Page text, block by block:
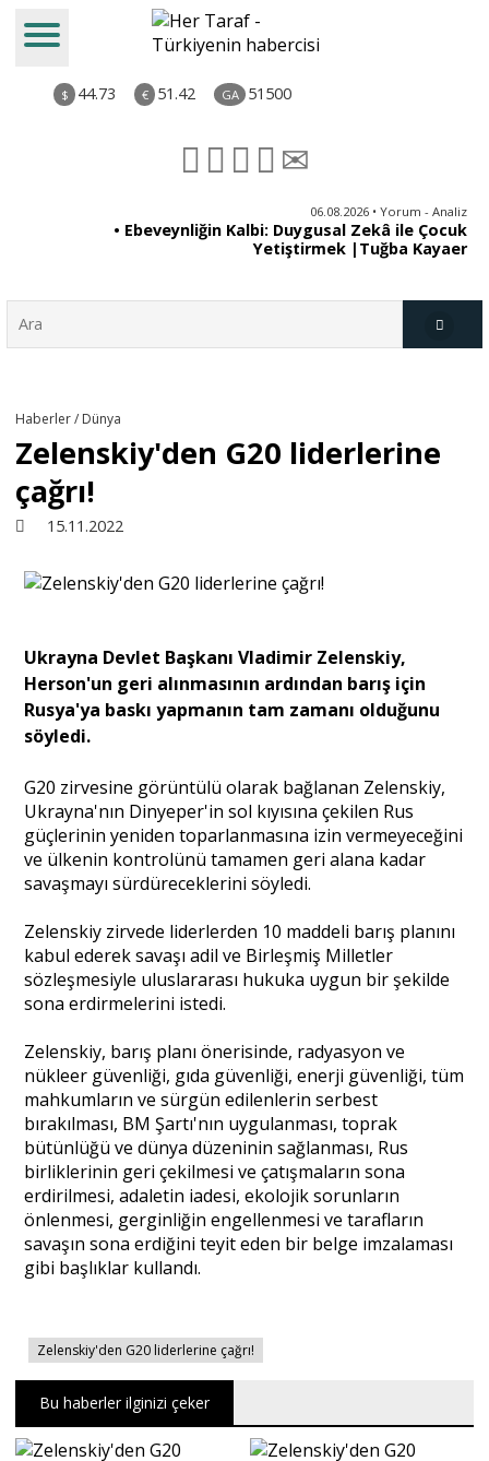
$ 44.73 € 51.42 GA 51500
06.08.2026 • Yorum - Analiz
• Ebeveynliğin Kalbi: Duygusal Zekâ ile Çocuk
Yetiştirmek |Tuğba Kayaer
Ekonomi
Yorum - Analiz
Söyleşi
Yazı Dizisi
Portre
Yazarlar
Eğitim
Ankara Analiz
Haberler / Dünya
Zelenskiy'den G20 liderlerine
çağrı!
15.11.2022
Ukrayna Devlet Başkanı Vladimir Zelenskiy,
Herson'un geri alınmasının ardından barış için
Rusya'ya baskı yapmanın tam zamanı olduğunu
söyledi.
G20 zirvesine görüntülü olarak bağlanan Zelenskiy,
Ukrayna'nın Dinyeper'in sol kıyısına çekilen Rus
güçlerinin yeniden toparlanmasına izin vermeyeceğini
ve ülkenin kontrolünü tamamen geri alana kadar
savaşmayı sürdüreceklerini söyledi.
Zelenskiy zirvede liderlerden 10 maddeli barış planını
kabul ederek savaşı adil ve Birleşmiş Milletler
sözleşmesiyle uluslararası hukuka uygun bir şekilde
sona erdirmelerini istedi.
Zelenskiy, barış planı önerisinde, radyasyon ve
nükleer güvenliği, gıda güvenliği, enerji güvenliği, tüm
mahkumların ve sürgün edilenlerin serbest
bırakılması, BM Şartı'nın uygulanması, toprak
bütünlüğü ve dünya düzeninin sağlanması, Rus
birliklerinin geri çekilmesi ve çatışmaların sona
erdirilmesi, adaletin iadesi, ekolojik sorunların
önlenmesi, gerginliğin engellenmesi ve tarafların
savaşın sona erdiğini teyit eden bir belge imzalaması
gibi başlıklar kullandı.
Zelenskiy'den G20 liderlerine çağrı!
Bu haberler ilginizi çeker